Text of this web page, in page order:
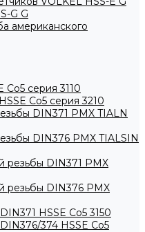
G G
американского
серия 3110
Co5 серия 3210
DIN371 PMX TIALN
DIN376 PMX TIALSIN
резьбы DIN371 PMX
резьбы DIN376 PMX
HSSE Co5 3150
374 HSSE Co5